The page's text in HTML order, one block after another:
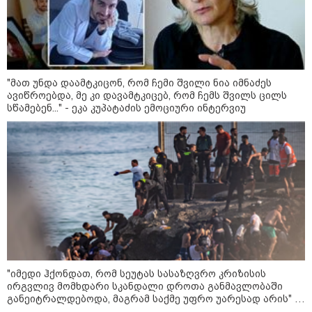
განტვირთვისა და ახლობელ ადამიანებთან
ურთიერთობისთვის.
როგორ შევარჩიოთ ჩაფხუტი
სწორად: ზომები, ტიპები და
უსაფრთხოების სტანდარტები
როგორ ავიცილოთ თავიდან
მუდმივი ქაოსი სახლში:
დასახელდა მთავარი მიზეზი,
რატომ არის უწესრიგობა
ყოველდღიური დალაგების
მიუხედავად
ამ ზოდიაქოს ნიშნების ცხოვრება
ძალიან მალე 180 გრადუსით
შეტრიალდება
"მათ უნდა დაამტკიცონ, რომ ჩემი შვილი ნია იმნაძეს
ავიწროებდა, მე კი დავამტკიცებ, რომ ჩემს შვილს ცილს
სწამებენ..." - ეკა კუპატაძის ემოციური ინტერვიუ
"იმედი ჰქონდათ, რომ სეუტას სასაზღვრო კრიზისის
ირგვლივ მომხდარი სკანდალი დროთა განმავლობაში
განეიტრალდებოდა, მაგრამ საქმე უფრო უარესად არის" -